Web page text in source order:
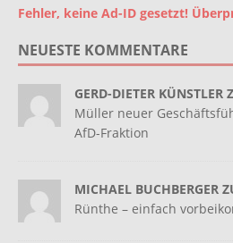
Fehler, keine Ad-ID gesetzt!
NEUESTE KOMMENTARE
GERD-DIETER KÜNSTLER
Müller neuer
AfD-Fraktion
MICHAEL BUCHBERGER
Rünthe – einfach